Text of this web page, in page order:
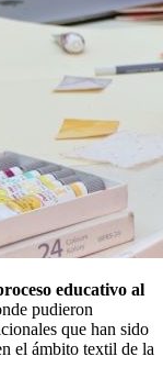
educativo al
pudieron
que han sido
el ámbito textil de la